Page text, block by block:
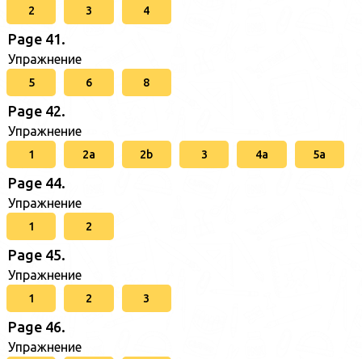
2 3 4
Page 41.
Упражнение
5 6 8
Page 42.
Упражнение
1 2a 2b 3 4a 5a
Page 44.
Упражнение
1 2
Page 45.
Упражнение
1 2 3
Page 46.
Упражнение